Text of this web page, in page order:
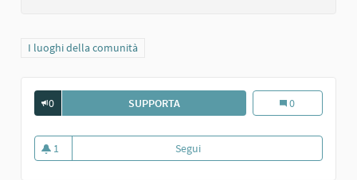
Filtra i risultati per categoria: I luoghi della comunità
I luoghi della comunità
0 SUPPORTACHIESA DI SAN GERMANO AChiesa di San
0
1
1 sostenitori
Segui